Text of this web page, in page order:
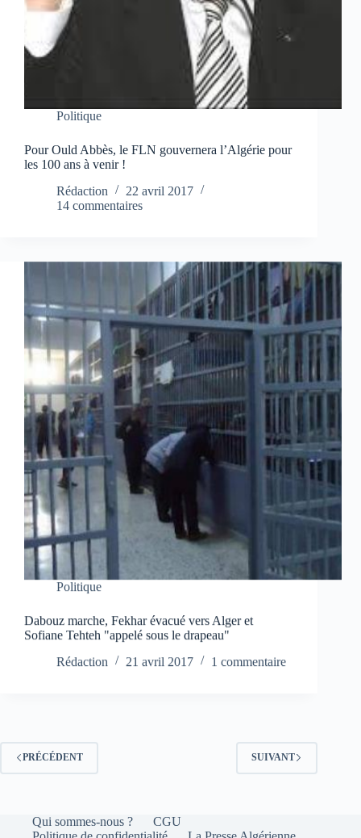
Politique
Pour Ould Abbès, le FLN gouvernera l’Algérie pour
les 100 ans à venir !
Rédaction
22 avril 2017
14 commentaires
Politique
Dabouz marche, Fekhar évacué vers Alger et
Sofiane Tehteh "appelé sous le drapeau"
Rédaction
21 avril 2017 1 commentaire
PRÉCÉDENT SUIVANT
Qui sommes-nous ?
CGU